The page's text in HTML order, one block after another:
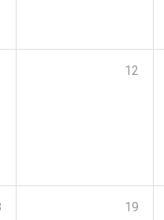
12
19